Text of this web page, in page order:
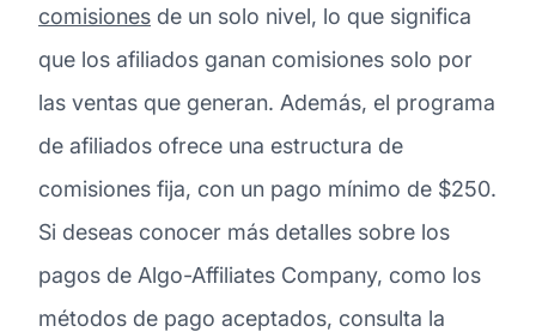
comisiones de un solo nivel, lo que significa
que los afiliados ganan comisiones solo por
las ventas que generan. Además, el programa
de afiliados ofrece una estructura de
comisiones fija, con un pago mínimo de $250.
Si deseas conocer más detalles sobre los
pagos de Algo-Affiliates Company, como los
métodos de pago aceptados, consulta la